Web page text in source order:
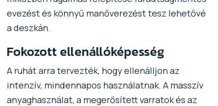
evezést és könnyű manőverezést tesz lehetővé
a deszkán.
Fokozott ellenállóképesség
A ruhát arra tervezték, hogy ellenálljon az
intenzív, mindennapos használatnak. A masszív
anyaghasználat, a megerősített varratok és az